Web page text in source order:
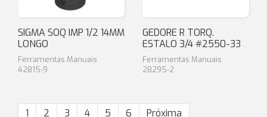
SIGMA SOQ IMP 1/2 14MM
LONGO
Ferramentas Manuais
42815-9
GEDORE R TORQ.
ESTALO 3/4 #2550-33
Ferramentas Manuais
28295-2
1 2 3 4 5 6 Próxima